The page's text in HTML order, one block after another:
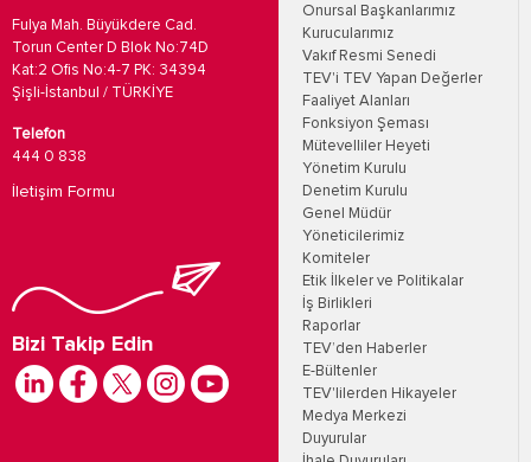
Fulya Mah. Büyükdere Cad.
Torun Center D Blok No:74D
Kat:2 Ofis No:4-7 PK: 34394
Şişli-İstanbul / TÜRKİYE
Telefon
444 0 838
İletişim Formu
Bizi Takip Edin
Onursal Başkanlarımız
Kurucularımız
Vakıf Resmi Senedi
TEV'i TEV Yapan Değerler
Faaliyet Alanları
Fonksiyon Şeması
Mütevelliler Heyeti
Yönetim Kurulu
Denetim Kurulu
Genel Müdür
Yöneticilerimiz
Komiteler
Etik İlkeler ve Politikalar
İş Birlikleri
Raporlar
TEV’den Haberler
E-Bültenler
TEV'lilerden Hikayeler
Medya Merkezi
Duyurular